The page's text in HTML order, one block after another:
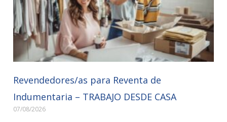
Revendedores/as para Reventa de
Indumentaria – TRABAJO DESDE CASA
07/08/2026